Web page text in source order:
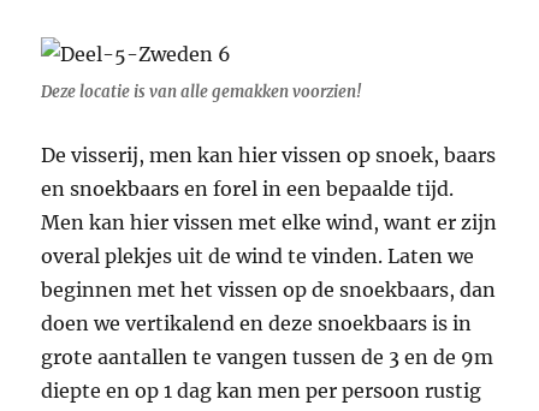
Deze locatie is van alle gemakken voorzien!
De visserij, men kan hier vissen op snoek, baars
en snoekbaars en forel in een bepaalde tijd.
Men kan hier vissen met elke wind, want er zijn
overal plekjes uit de wind te vinden. Laten we
beginnen met het vissen op de snoekbaars, dan
doen we vertikalend en deze snoekbaars is in
grote aantallen te vangen tussen de 3 en de 9m
diepte en op 1 dag kan men per persoon rustig